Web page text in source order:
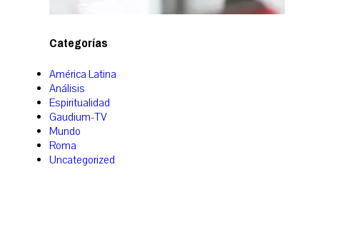
Categorías
América Latina
Análisis
Espiritualidad
Gaudium-TV
Mundo
Roma
Uncategorized